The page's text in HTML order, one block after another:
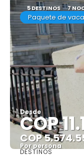
5 DESTINOS 7
Paquete de
Desde
COP
COP
Por persona
DESTINOS